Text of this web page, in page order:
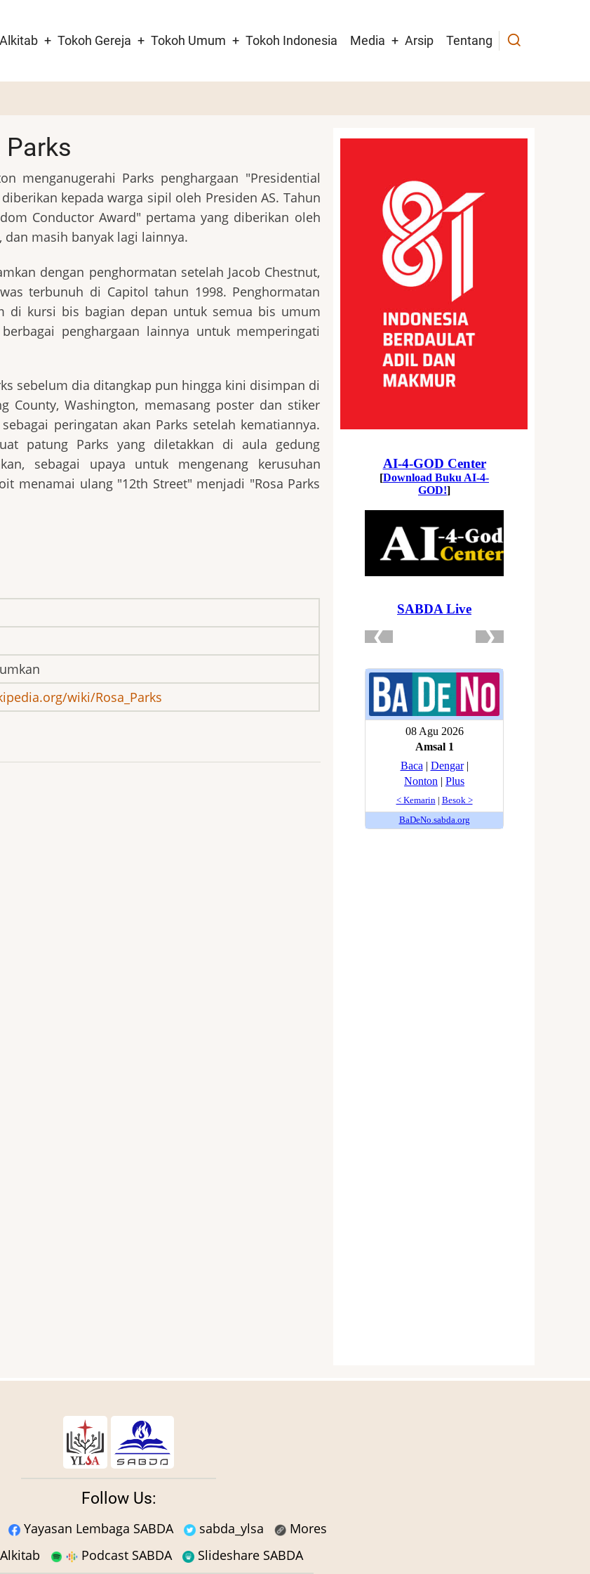
Tokoh Gereja Tokoh Umum Tokoh Indonesia Media Arsip Tentang
Parks
menganugerahi Parks penghargaan "Presidential
kepada warga sipil oleh Presiden AS. Tahun
Conductor Award" pertama yang diberikan oleh
masih banyak lagi lainnya.
dengan penghormatan setelah Jacob Chestnut,
terbunuh di Capitol tahun 1998. Penghormatan
di kursi bis bagian depan untuk semua bis umum
penghargaan lainnya untuk memperingati
sebelum dia ditangkap pun hingga kini disimpan di
County, Washington, memasang poster dan stiker
peringatan akan Parks setelah kematiannya.
patung Parks yang diletakkan di aula gedung
sebagai upaya untuk mengenang kerusuhan
menamai ulang "12th Street" menjadi "Rosa Parks
wiki/Rosa_Parks
Follow Us:
Yayasan Lembaga SABDA sabda_ylsa
Mores
Podcast SABDA Slideshare SABDA